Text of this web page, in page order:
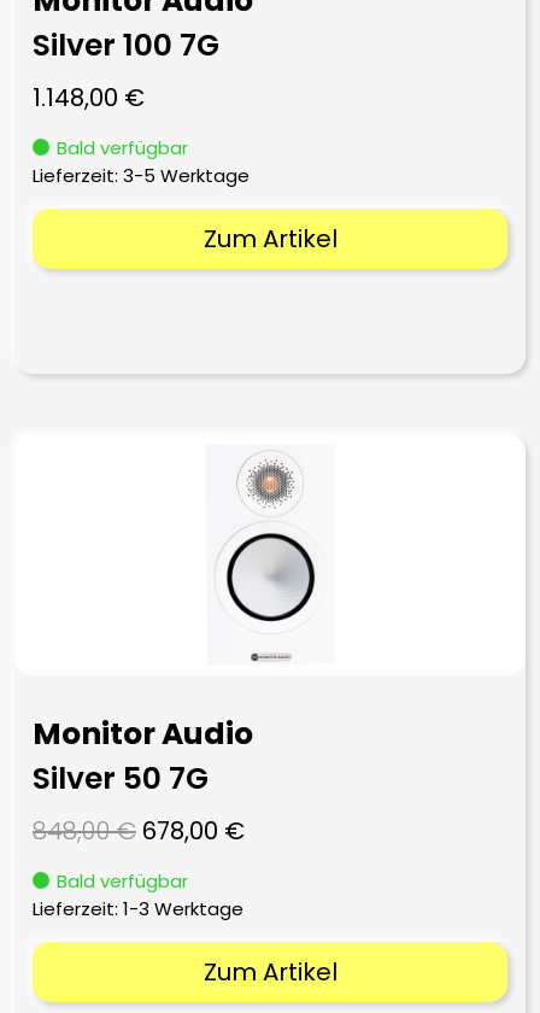
Silver 100 7G
1.148,00 €
Bald verfügbar
Lieferzeit: 3-5 Werktage
Zum Artikel
Monitor Audio
Silver 50 7G
848,00€ Ursprünglicher
war:
848,00 €
678,00 €Aktueller
678,00 €.
Bald verfügbar
Lieferzeit: 1-3 Werktage
Zum Artikel